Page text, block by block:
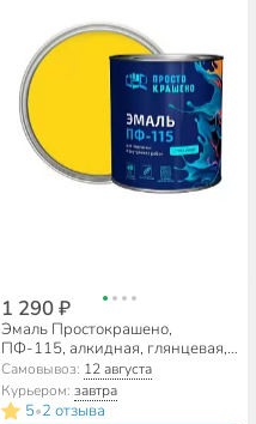
1 290 ₽
Эмаль Простокрашено,
ПФ-115, алкидная, глянцевая,
желтая, 2.7 кг
Самовывоз: 12 августа
Курьером: завтра
5•2 отзыва